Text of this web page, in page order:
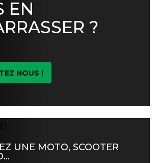
EN
?
NOUS !
UNE MOTO, SCOOTER